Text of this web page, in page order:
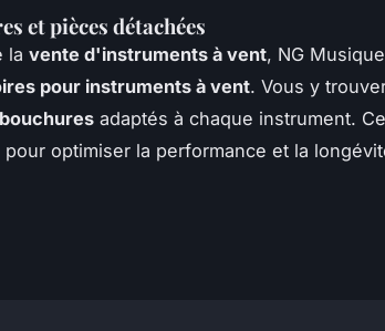
et pièces détachées
la vente d'instruments à vent, NG
pour instruments à vent. Vous y
adaptés à chaque instrument.
optimiser la performance et la